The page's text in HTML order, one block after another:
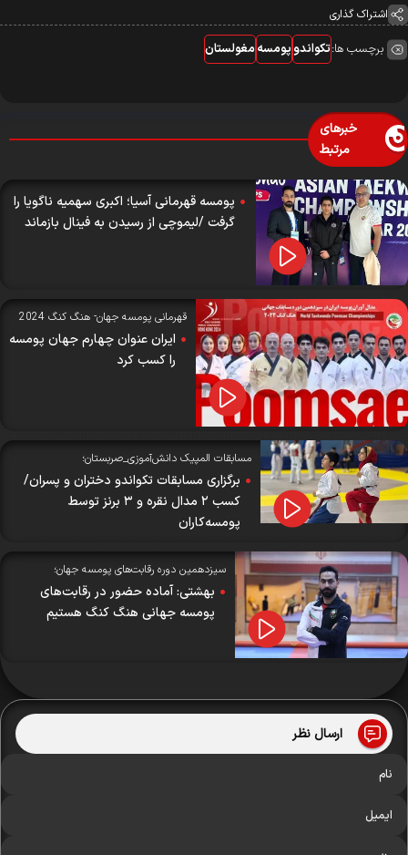
اشتراک گذاری
برچسب ها:تکواندوپومسهمغولستان
خبرهای
مرتبط
پومسه قهرمانی آسیا؛ اکبری سهمیه ناگویا را
گرفت /لیموچی از رسیدن به فینال بازماند
قهرمانی پومسه جهان- هنگ کنگ 2024
ایران عنوان چهارم جهان پومسه
را کسب کرد
مسابقات المپیک دانش‌آموزی_صربستان؛
برگزاری مسابقات تکواندو دختران و پسران/
کسب ۲ مدال نقره و ۳ برنز توسط
پومسه‌کاران
سیزدهمین دوره رقابت‌های پومسه جهان؛
بهشتی: آماده حضور در رقابت‌های
پومسه جهانی هنگ کنگ هستیم
ارسال نظر